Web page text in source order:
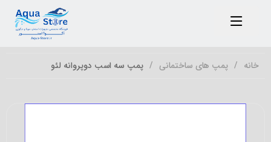
خانه پمپ های ساختمانی پمپ سه اسب دوپروانه لئو